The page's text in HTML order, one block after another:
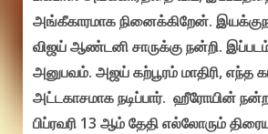
அங்கீகாரமாக நினைக்கிறேன்.
விஜய் ஆண்டனி சாருக்கு நன்றி.
அனுபவம். அஜய் கற்பூரம் மாதிரி, எந்த
அட்டகாசமாக நடிப்பார். ஹீரோயின்
பிப்ரவரி 13 ஆம் தேதி எல்லோரும்